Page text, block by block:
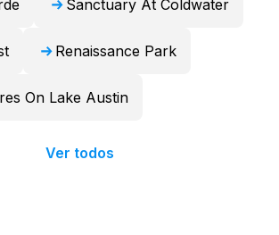
Sanctuary At Coldwater
Renaissance Park
On Lake Austin
Ver todos